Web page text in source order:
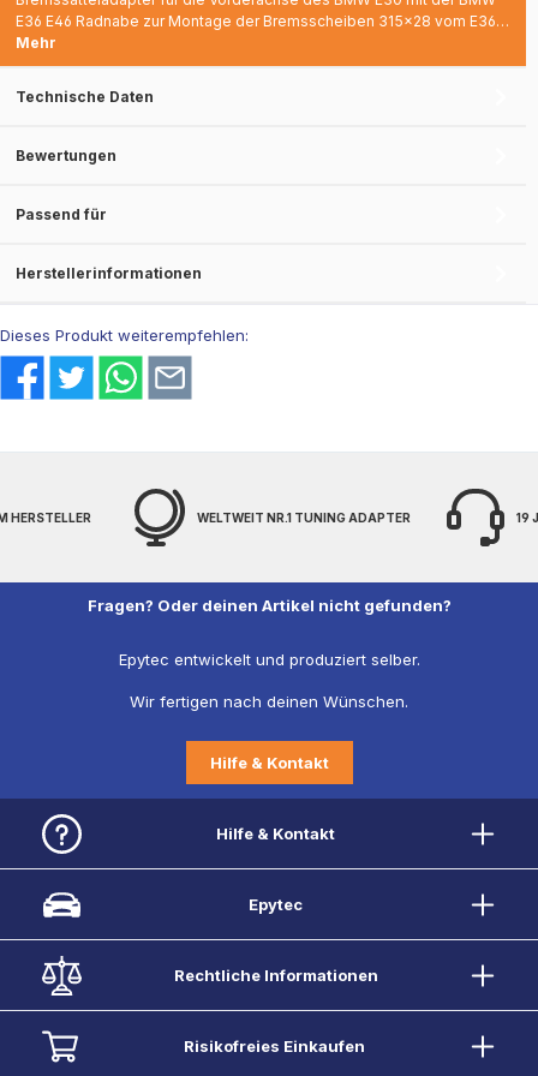
E36 E46 Radnabe zur Montage der Bremsscheiben 315x28 vom E36…
Mehr
Technische Daten
Bewertungen
Passend für
Herstellerinformationen
Dieses Produkt weiterempfehlen:
HERSTELLER WELTWEIT NR.1 TUNING ADAPTER 19
Fragen? Oder deinen Artikel nicht gefunden?
Epytec entwickelt und produziert selber.
Wir fertigen nach deinen Wünschen.
Hilfe & Kontakt
Hilfe & Kontakt
Epytec
Rechtliche Informationen
Risikofreies Einkaufen